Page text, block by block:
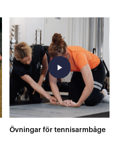
play_arrow
Övningar för tennisarmbåge